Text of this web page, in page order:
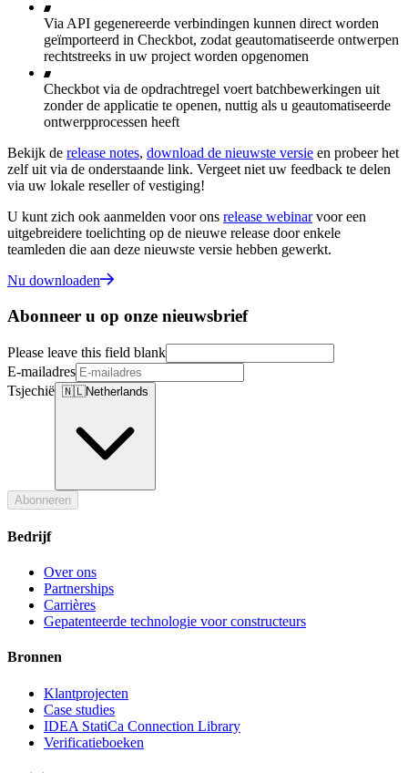
Via API gegenereerde verbindingen kunnen direct worden
geïmporteerd in Checkbot, zodat geautomatiseerde ontwerpen
rechtstreeks in uw project worden opgenomen
Checkbot via de opdrachtregel voert batchbewerkingen uit
zonder de applicatie te openen, nuttig als u geautomatiseerde
ontwerpprocessen heeft
Bekijk de release notes, download de nieuwste versie en probeer het
zelf uit via de onderstaande link. Vergeet niet uw feedback te delen
via uw lokale reseller of vestiging!
U kunt zich ook aanmelden voor ons release webinarvoor een
uitgebreidere toelichting op de nieuwe release door enkele
teamleden die aan deze nieuwste versie hebben gewerkt.
Nu downloaden
Abonneer u op onze nieuwsbrief
Please leave this field blank
E-mailadres
Tsjechië 🇳🇱Netherlands
Abonneren
Bedrijf
Over ons
Partnerships
Carrières
Gepatenteerde technologie voor constructeurs
Bronnen
Klantprojecten
Case studies
IDEA StatiCa Connection Library
Verificatieboeken